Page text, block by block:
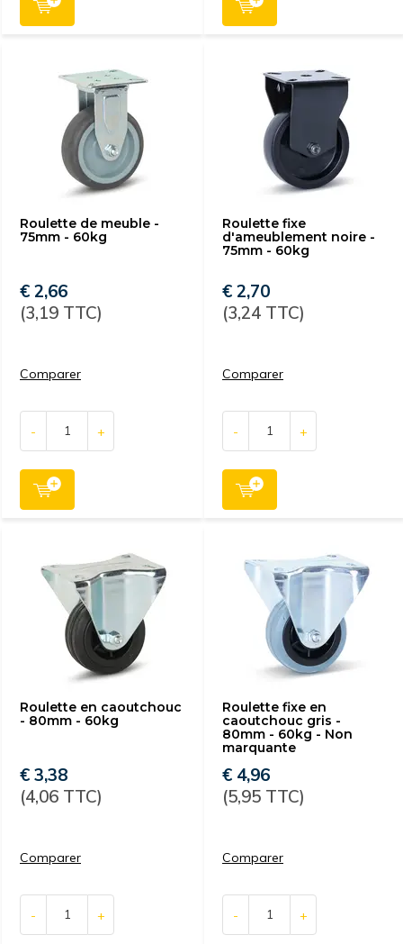
Roulette de meuble -
75mm - 60kg
€ 2,66
(3,19 TTC)
Comparer
- +
Roulette fixe
d'ameublement noire -
75mm - 60kg
€ 2,70
(3,24 TTC)
Comparer
- +
Roulette en caoutchouc
- 80mm - 60kg
€ 3,38
(4,06 TTC)
Comparer
- +
Roulette fixe en
caoutchouc gris -
80mm - 60kg - Non
marquante
€ 4,96
(5,95 TTC)
Comparer
- +